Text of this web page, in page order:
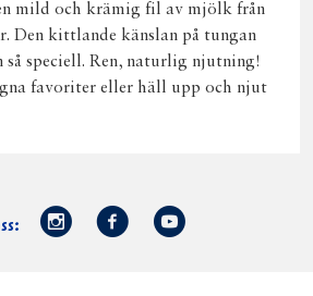
mild och krämig fil av mjölk från
Den kittlande känslan på tungan
så speciell. Ren, naturlig njutning!
favoriter eller häll upp och njut
Norrmejerier
Facebook
Youtube